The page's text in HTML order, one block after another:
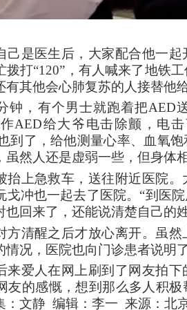
己是医生后，大家配合他一
拨打“120”，有人喊来了地铁
其他会心肺复苏的人接替他
钟，有个男士就跑着把AED
AED给大爷电击除颤，电
到了，给他测量心率、血氧
然人还是虚弱一些，但身体
抬上急救车，送往附近医院
冲也一起去了医院。 “到医
也回来了，还能说清楚自己的
方清醒之后才放心离开。虽
况，医院也向门诊患者说明
来爱人在网上刷到了网友拍
友的感慨，想到那么多人积
：文静 编辑：李一 来源：北